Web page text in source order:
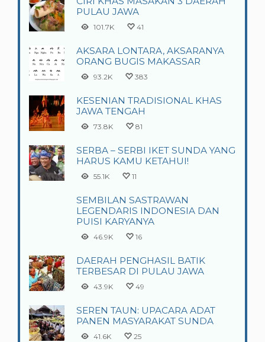
PULAU JAWA
101.7K 41
AKSARA LONTARA, AKSARANYA
ORANG BUGIS MAKASSAR
93.2K 383
KESENIAN TRADISIONAL KHAS
JAWA TENGAH
73.8K 81
SERBA – SERBI IKET SUNDA YANG
HARUS KAMU KETAHUI!
55.1K 11
SEMBILAN SASTRAWAN
LEGENDARIS INDONESIA DAN
PUISI KARYANYA
46.9K 16
DAERAH PENGHASIL BATIK
TERBESAR DI PULAU JAWA
43.9K 49
SEREN TAUN: UPACARA ADAT
PANEN MASYARAKAT SUNDA
41.6K 25